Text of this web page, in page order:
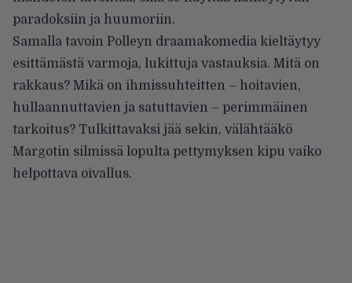
paradoksiin ja huumoriin.
Samalla tavoin Polleyn draamakomedia kieltäytyy
esittämästä varmoja, lukittuja vastauksia. Mitä on
rakkaus? Mikä on ihmissuhteitten – hoitavien,
hullaannuttavien ja satuttavien – perimmäinen
tarkoitus? Tulkittavaksi jää sekin, välähtääkö
Margotin silmissä lopulta pettymyksen kipu vaiko
helpottava oivallus.